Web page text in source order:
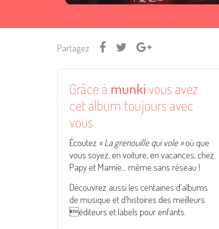
Partagez
Grâce à munkivous avez
cet album toujours avec
vous
Écoutez « La grenouille qui vole »où que
vous soyez, en voiture, en vacances, chez
Papy et Mamie... même sans réseau !
Découvrez aussi les centaines d’albums
de musique et d’histoires des meilleurs
éditeurs et labels pour enfants.